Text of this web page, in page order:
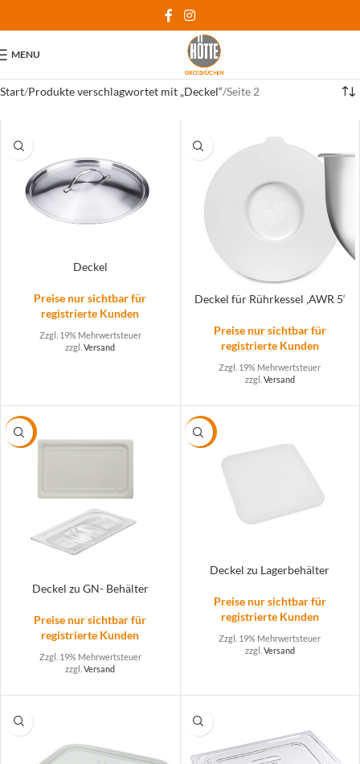
MENU
Start Produkte verschlagwortet mit „Deckel“ Seite 2
Deckel
Preise nur sichtbar für
registrierte Kunden
Zzgl. 19% Mehrwertsteuer
zzgl.Versand
Deckel für Rührkessel ‚AWR 5‘
Preise nur sichtbar für
registrierte Kunden
Zzgl. 19% Mehrwertsteuer
zzgl. Versand
-40%
Deckel zu GN- Behälter
Preise nur sichtbar für
registrierte Kunden
Zzgl. 19% Mehrwertsteuer
zzgl.Versand
-42%
Deckel zu Lagerbehälter
Preise nur sichtbar für
registrierte Kunden
Zzgl. 19% Mehrwertsteuer
zzgl. Versand